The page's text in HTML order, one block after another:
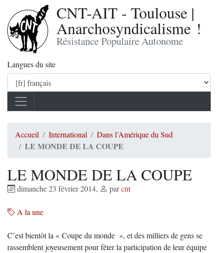
CNT-AIT - Toulouse |
Anarchosyndicalisme !
Résistance Populaire Autonome
Langues du site
Accueil International Dans l’Amérique du Sud
LE MONDE DE LA COUPE
LE MONDE DE LA COUPE
dimanche 23 février 2014, parcnt
A la une
C’est bientôt la « Coupe du monde », et des milliers de gens se
rassemblent joyeusement pour fêter la participation de leur équipe